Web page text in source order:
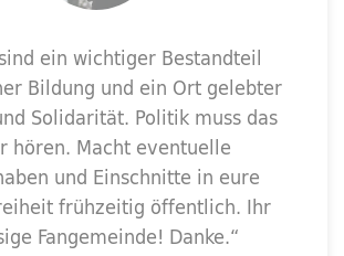
ein wichtiger Bestandteil
Bildung und ein Ort gelebter
Solidarität. Politik muss das
hören. Macht eventuelle
und Einschnitte in eure
frühzeitig öffentlich. Ihr
Fangemeinde! Danke.“